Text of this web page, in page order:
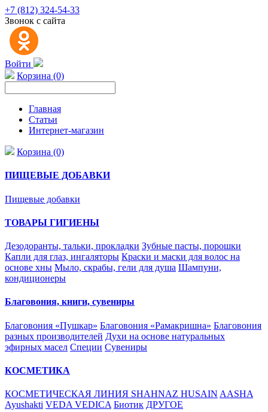
+7 (812) 324-54-33
Звонок с сайта
Войти
Корзина (0)
Главная
Статьи
Интернет-магазин
Корзина (0)
ПИЩЕВЫЕ ДОБАВКИ
Пищевые добавки
ТОВАРЫ ГИГИЕНЫ
Дезодоранты, тальки, прокладки Зубные пасты, порошки
Капли для глаз, ингаляторы Краски и маски для волос на
основе хны Мыло, скрабы, гели для душа Шампуни,
кондиционеры
Благовония, книги, сувениры
Благовония «Пушкар» Благовония «Рамакришна» Благовония
разных производителей Духи на основе натуральных
эфирных масел Специи Сувениры
КОСМЕТИКА
КОСМЕТИЧЕСКАЯ ЛИНИЯ SHAHNAZ HUSAIN AASHA
Ayushakti VEDA VEDICA Биотик ДРУГОЕ